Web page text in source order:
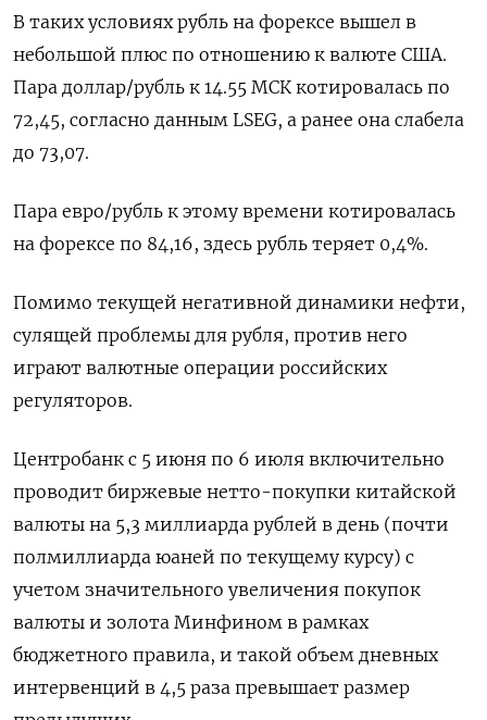
В таких ​условиях рубль на форексе вышел в
небольшой плюс по отношению к валюте США.
Пара доллар/рубль к 14.55 МСК котировалась по
‌72,45, согласно данным LSEG, а ранее она слабела
до 73,07.
Пара евро/рубль к этому времени котировалась
на форексе по 84,16, здесь рубль теряет 0,4%.
Помимо текущей негативной динамики нефти,
сулящей проблемы для рубля, против него
играют ​валютные операции российских
регуляторов.
Центробанк с 5 ​июня по 6 июля включительно
‌проводит биржевые нетто-покупки китайской
валюты на 5,3 миллиарда рублей в день (почти
полмиллиарда юаней по текущему курсу) с
учетом значительного увеличения ​покупок
валюты и золота Минфином в рамках
бюджетного правила, и такой объем дневных
интервенций в 4,5 раза превышает размер